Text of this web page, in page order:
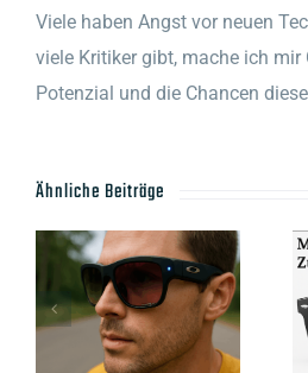
Viele haben Angst vor neuen
viele Kritiker gibt, mache ich mir
Potenzial und die Chancen
Ähnliche Beiträge